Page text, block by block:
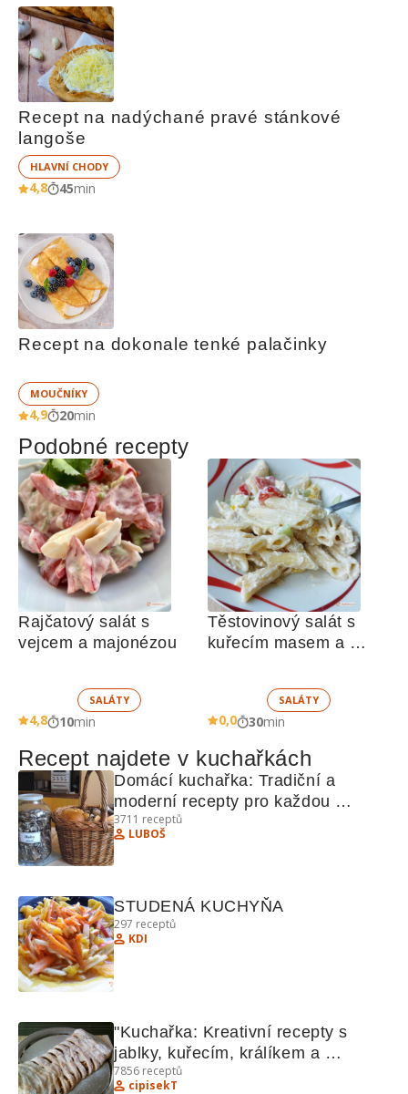
Recept na nadýchané pravé stánkové
langoše
HLAVNÍ CHODY
4,8 45min
Recept na dokonale tenké palačinky
MOUČNÍKY
4,9 20min
Podobné recepty
Rajčatový salát s
vejcem a majonézou
SALÁTY
4,8 10min
Těstovinový salát s
kuřecím masem a
SALÁTY
0,0 30min
Recept najdete v kuchařkách
Domácí kuchařka: Tradiční a
moderní recepty pro každou
příležitost
3711 receptů
LUBOŠ
STUDENÁ KUCHYŇA
297 receptů
KDI
"Kuchařka: Kreativní recepty s
jablky, kuřecím, králíkem a
bochánky"
7856 receptů
cipisekT